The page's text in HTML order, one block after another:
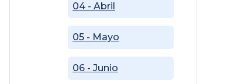
04 - Abril
05 - Mayo
06 - Junio